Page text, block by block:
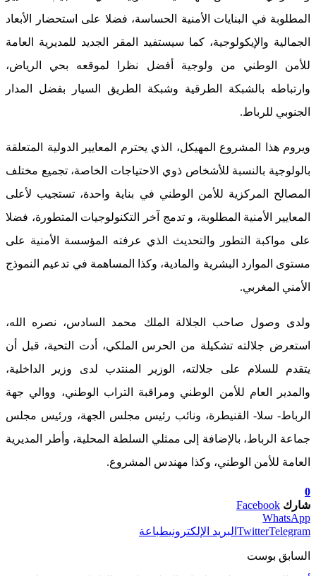
المطلوبة في البنايات الأمنية الحساسة، فضلا على استحضار الأبعاد
الجمالية والإيكولوجية، كما سيستفيد المقر الجديد للمديرية العامة
للأمن الوطني من ولوجية أفضل نظرا لموقعه بحي الرياض،
وارتباطه بالشبكة الطرقية وشبكة الطريق السيار بفضل المدار
الجنوبي للرباط.
ويروم هذا المشروع المهيكل، الذي يحترم المعايير الدولية المتعلقة
بالولوجية بالنسبة للأشخاص ذوي الاحتياجات الخاصة، تجميع مختلف
المصالح المركزية للأمن الوطني في بناية واحدة، تستجيب لأعلى
المعايير الأمنية المطلوبة، و تدمج آخر التكنولوجيات المتطورة، فضلا
على مواكبة التطور والتحديث الذي عرفته المؤسسة الأمنية على
مستوى الموارد البشرية والمادية، وكذا المساهمة في تدعيم النموذج
الأمني المغربي.
ولدى وصول صاحب الجلالة الملك محمد السادس، نصره الله،
استعرض جلالته تشكيلة من الحرس الملكي، أدت التحية، قبل أن
يتقدم للسلام على جلالته، الوزير المنتدب لدى وزير الداخلية،
والمدير العام للأمن الوطني ومراقبة التراب الوطني، ووالي جهة
الرباط- سلا- القنيطرة، ونائب رئيس مجلس الجهة، ورئيس مجلس
جماعة الرباط، بالإضافة إلى ممثلي السلطة المحلية، وأطر المديرية
العامة للأمن الوطني، وكذا مهندس المشروع.
0
شارك Facebook
WhatsApp
TwitterTelegram البريد الإلكترونيطباعة
السابق بوست